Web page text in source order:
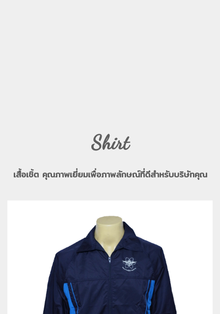
Shirt
เสื้อเชิ้ต คุณภาพเยี่ยมเพื่อภาพลักษณ์ที่ดีสำหรับบริษัทคุณ